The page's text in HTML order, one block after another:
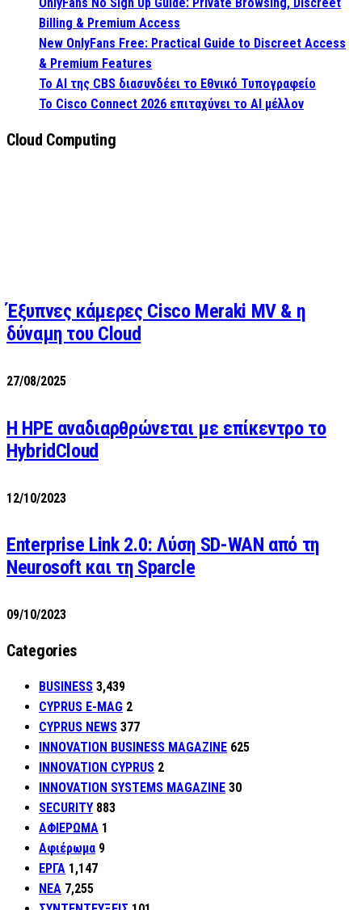
Billing & Premium Access
New OnlyFans Free: Practical Guide to Discreet Access
& Premium Features
Το AI της CBS διασυνδέει το Εθνικό Τυπογραφείο
Το Cisco Connect 2026 επιταχύνει το AI μέλλον
Cloud Computing
Έξυπνες κάμερες Cisco Meraki MV & η
δύναμη του Cloud
27/08/2025
H HPE αναδιαρθρώνεται με επίκεντρο το
HybridCloud
12/10/2023
Enterprise Link 2.0: Λύση SD-WAN από τη
Neurosoft και τη Sparcle
09/10/2023
Categories
BUSINESS 3,439
CYPRUS E-MAG 2
CYPRUS NEWS 377
INNOVATION BUSINESS MAGAZINE 625
INNOVATION CYPRUS 2
INNOVATION SYSTEMS MAGAZINE 30
SECURITY 883
ΑΦΙΕΡΩΜΑ 1
Αφιέρωμα 9
ΕΡΓΑ 1,147
ΝΕΑ 7,255